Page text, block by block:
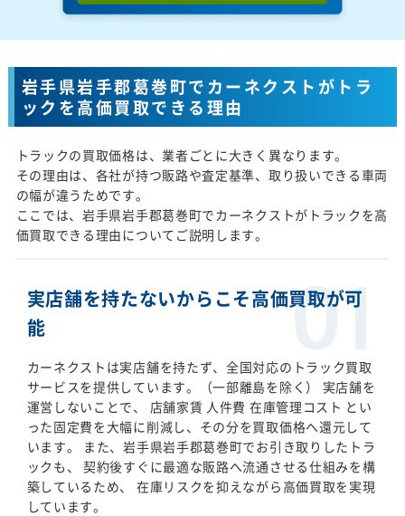
岩手県岩手郡葛巻町でカーネクストがトラ
ックを高価買取できる理由
トラックの買取価格は、業者ごとに大きく異なります。
その理由は、各社が持つ販路や査定基準、取り扱いできる車両
の幅が違うためです。
ここでは、岩手県岩手郡葛巻町でカーネクストがトラックを高
価買取できる理由についてご説明します。
実店舗を持たないからこそ高価買取が可
能
カーネクストは実店舗を持たず、全国対応のトラック買取
サービスを提供しています。（一部離島を除く） 実店舗を
運営しないことで、 店舗家賃 人件費 在庫管理コスト とい
った固定費を大幅に削減し、その分を買取価格へ還元して
います。 また、岩手県岩手郡葛巻町でお引き取りしたトラ
ックも、 契約後すぐに最適な販路へ流通させる仕組みを構
築しているため、 在庫リスクを抑えながら高価買取を実現
しています。